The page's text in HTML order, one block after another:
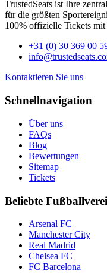
TrustedSeats ist Ihre
für die größten
100% offizielle Tickets
+31 (0) 30 369 00
Kontaktieren Sie uns
Schnellnavigation
Über uns
FAQs
Blog
Bewertungen
Sitemap
Tickets
Beliebte
Arsenal FC
Manchester City
Real Madrid
Chelsea FC
FC Barcelona